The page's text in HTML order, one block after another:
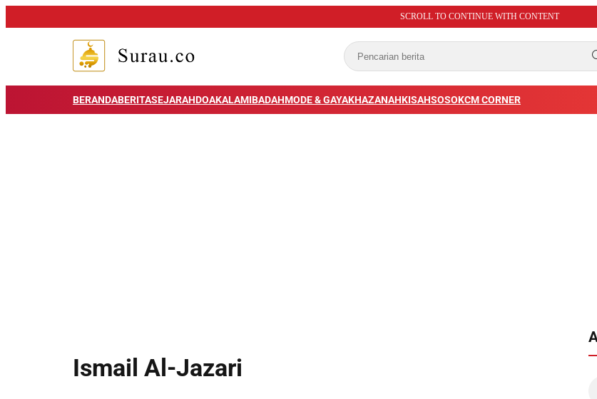
SCROLL TO CONTINUE WITH CONTENT
BERANDABERITASEJARAHDOAKALAMIBADAHMODE & GAYAKHAZANAHKISAHSOSOKCM CORNER
Ismail Al-Jazari